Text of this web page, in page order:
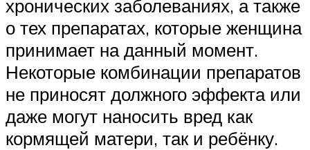
хронических заболеваниях, а также
о тех препаратах, которые женщина
принимает на данный момент.
Некоторые комбинации препаратов
не приносят должного эффекта или
даже могут наносить вред как
кормящей матери, так и ребёнку.